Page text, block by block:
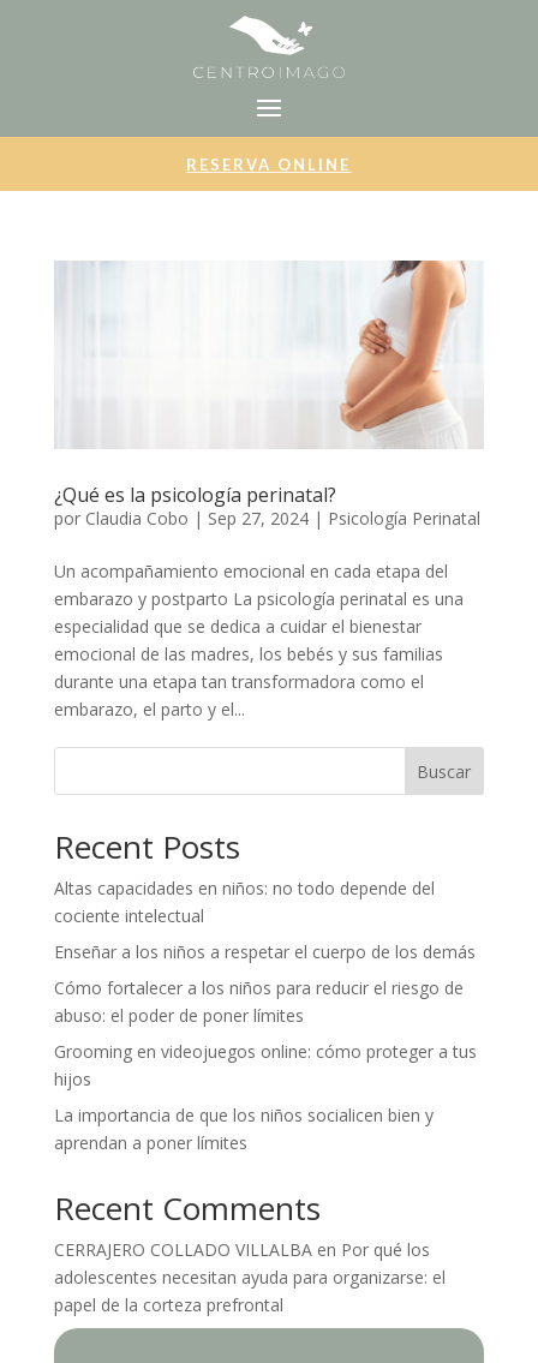
RESERVA ONLINE
¿Qué es la psicología perinatal?
por Claudia Cobo | Sep 27, 2024| Psicología Perinatal
Un acompañamiento emocional en cada etapa del
embarazo y postparto La psicología perinatal es una
especialidad que se dedica a cuidar el bienestar
emocional de las madres, los bebés y sus familias
durante una etapa tan transformadora como el
embarazo, el parto y el...
Buscar
Recent Posts
Altas capacidades en niños: no todo depende del
cociente intelectual
Enseñar a los niños a respetar el cuerpo de los demás
Cómo fortalecer a los niños para reducir el riesgo de
abuso: el poder de poner límites
Grooming en videojuegos online: cómo proteger a tus
hijos
La importancia de que los niños socialicen bien y
aprendan a poner límites
Recent Comments
CERRAJERO COLLADO VILLALBAen Por qué los
adolescentes necesitan ayuda para organizarse: el
papel de la corteza prefrontal